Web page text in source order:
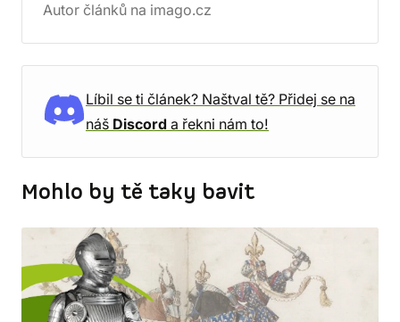
Autor článků na imago.cz
Líbil se ti článek? Naštval tě? Přidej se na
náš Discord a řekni nám to!
Mohlo by tě taky bavit